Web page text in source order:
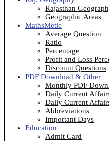
Rajasthan
Geographic Areas
MathsMetic
Average Question
Ratio
Percentage
Profit and Loss
Discount Questions
PDF Download & Other
Monthly PDF
Daily Current
Daily Current
Abbreviations
Important Days
Education
Admit Card